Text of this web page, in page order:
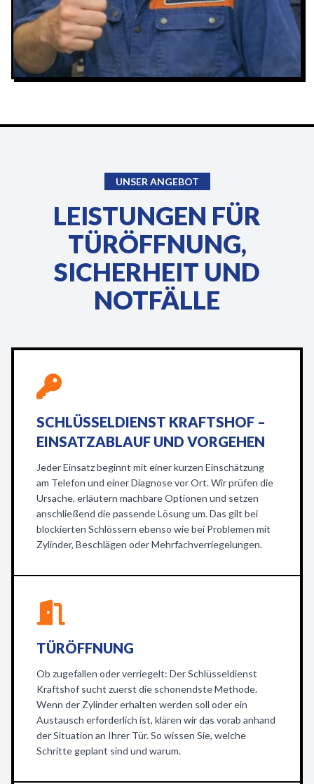
UNSER ANGEBOT
LEISTUNGEN FÜR
TÜRÖFFNUNG,
SICHERHEIT UND
NOTFÄLLE
SCHLÜSSELDIENST KRAFTSHOF –
EINSATZABLAUF UND VORGEHEN
Jeder Einsatz beginnt mit einer kurzen Einschätzung
am Telefon und einer Diagnose vor Ort. Wir prüfen die
Ursache, erläutern machbare Optionen und setzen
anschließend die passende Lösung um. Das gilt bei
blockierten Schlössern ebenso wie bei Problemen mit
Zylinder, Beschlägen oder Mehrfachverriegelungen.
TÜRÖFFNUNG
Ob zugefallen oder verriegelt: Der Schlüsseldienst
Kraftshof sucht zuerst die schonendste Methode.
Wenn der Zylinder erhalten werden soll oder ein
Austausch erforderlich ist, klären wir das vorab anhand
der Situation an Ihrer Tür. So wissen Sie, welche
Schritte geplant sind und warum.